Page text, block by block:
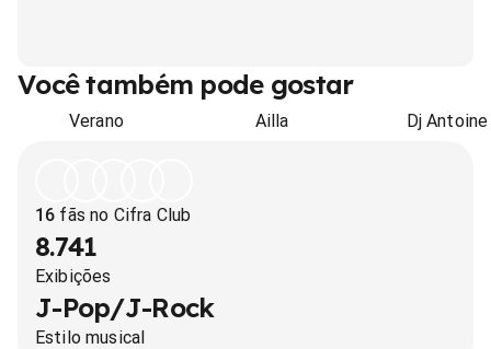
Você também pode gostar
Verano Ailla Dj Antoine
16 fãs no Cifra Club
8.741
Exibições
J-Pop/J-Rock
Estilo musical